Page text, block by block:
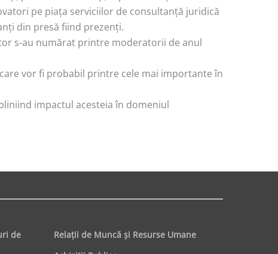
pe piața serviciilor de consultanță juridică
din presă fiind prezenți.
s-au numărat printre moderatorii de anul
vor fi probabil printre cele mai importante în
impactul acesteia în domeniul
de
Relaţii de Muncă şi Resurse Umane